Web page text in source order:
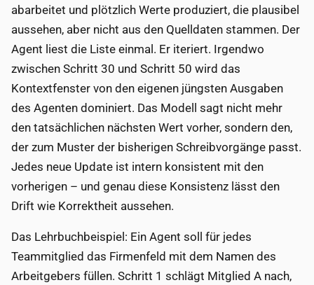
abarbeitet und plötzlich Werte produziert, die plausibel
aussehen, aber nicht aus den Quelldaten stammen. Der
Agent liest die Liste einmal. Er iteriert. Irgendwo
zwischen Schritt 30 und Schritt 50 wird das
Kontextfenster von den eigenen jüngsten Ausgaben
des Agenten dominiert. Das Modell sagt nicht mehr
den tatsächlichen nächsten Wert vorher, sondern den,
der zum Muster der bisherigen Schreibvorgänge passt.
Jedes neue Update ist intern konsistent mit den
vorherigen – und genau diese Konsistenz lässt den
Drift wie Korrektheit aussehen.
Das Lehrbuchbeispiel: Ein Agent soll für jedes
Teammitglied das Firmenfeld mit dem Namen des
Arbeitgebers füllen. Schritt 1 schlägt Mitglied A nach,